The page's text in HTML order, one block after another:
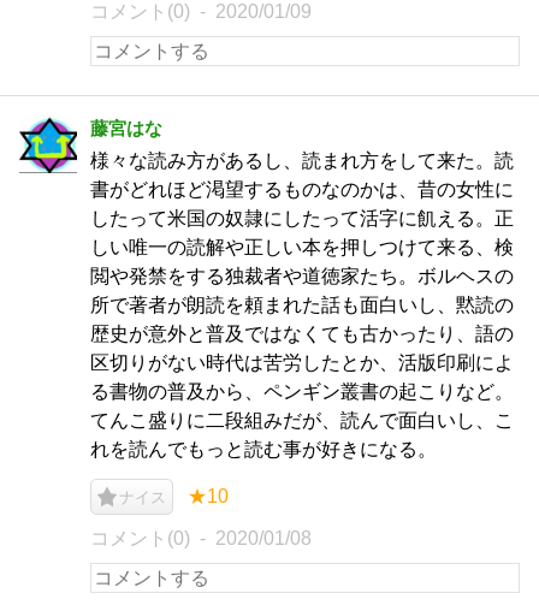
コメント(0) 2020/01/09
藤宮はな
様々な読み方があるし、読まれ方をして来た。読
書がどれほど渇望するものなのかは、昔の女性に
したって米国の奴隷にしたって活字に飢える。正
しい唯一の読解や正しい本を押しつけて来る、検
閲や発禁をする独裁者や道徳家たち。ボルヘスの
所で著者が朗読を頼まれた話も面白いし、黙読の
歴史が意外と普及ではなくても古かったり、語の
区切りがない時代は苦労したとか、活版印刷によ
る書物の普及から、ペンギン叢書の起こりなど。
てんこ盛りに二段組みだが、読んで面白いし、こ
れを読んでもっと読む事が好きになる。
ナイス ★10
コメント(0) 2020/01/08